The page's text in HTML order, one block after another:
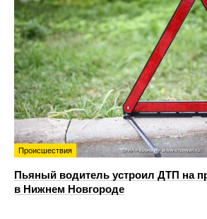
Происшествия
Пьяный водитель устроил ДТП на
в Нижнем Новгороде